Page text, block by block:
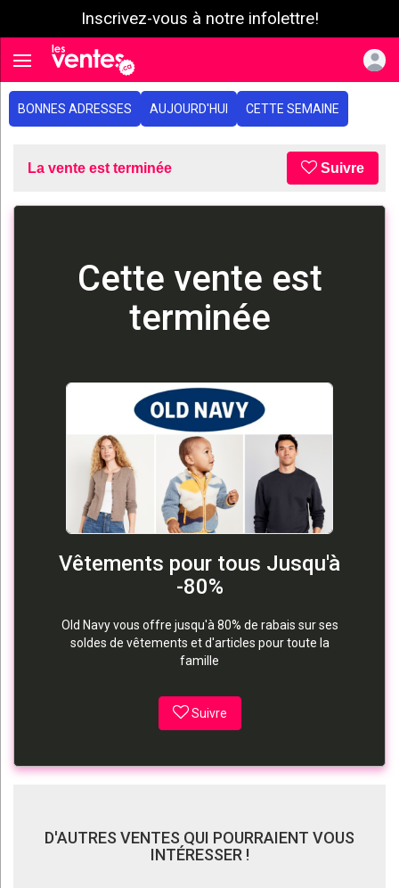
Inscrivez-vous à notre infolettre!
Toggle navigation
BONNES ADRESSES AUJOURD'HUI CETTE SEMAINE
La vente est terminée Suivre
Cette vente est
terminée
Vêtements pour tous Jusqu'à
-80%
Old Navy vous offre jusqu'à 80% de rabais sur ses
soldes de vêtements et d'articles pour toute la
famille
Suivre
D'AUTRES VENTES QUI POURRAIENT VOUS
INTÉRESSER !